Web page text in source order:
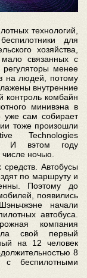
технологий,
для
хозяйства,
связанных с
регуляторы менее
на людей, потому
внутренние
контроль комбайн
минивэна в
уже сам собирает
тоже произошли
Technologies
И вэтом году
ночью.
Автобусы
по маршруту и
Поэтому до
появились
начали
автобуса.
компания
свой первый
на 12 человек
8
беспилотными